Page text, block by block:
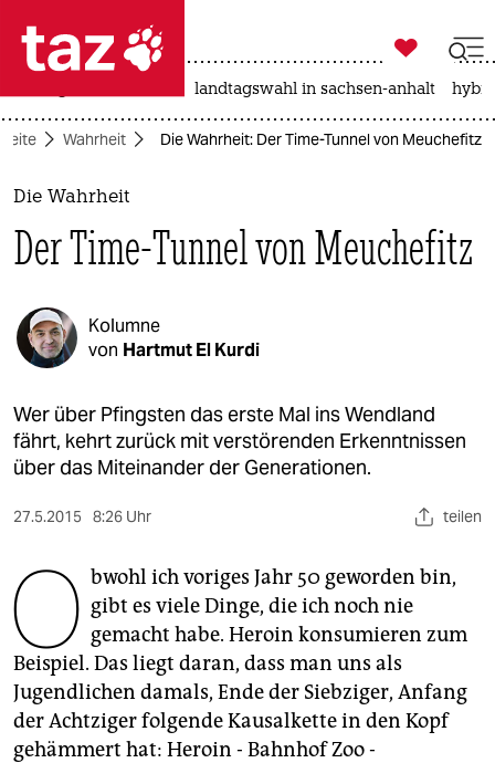
 taz zahl ich
taz zahl ich
themen
politik
öko
gesellschaft
kultur
sport
wahrheit
verlag
verlag
veranstaltungen

taz zahl ich
landtagswahl in sachsen-anhalt
Wahrheit Die Wahrheit: Der Time-Tunnel von Meuchefitz
Die Wahrheit
Der Time-Tunnel von Meuchefitz
Kolumne
von Hartmut El Kurdi
Wer über Pfingsten das erste Mal ins Wendland
fährt, kehrt zurück mit verstörenden Erkenntnissen
über das Miteinander der Generationen.
27.5.2015 8:26 Uhr teilen
O bwohl ich voriges Jahr 50 geworden bin,
gibt es viele Dinge, die ich noch nie
gemacht habe. Heroin konsumieren zum
Beispiel. Das liegt daran, dass man uns als
Jugendlichen damals, Ende der Siebziger, Anfang
der Achtziger folgende Kausalkette in den Kopf
gehämmert hat: Heroin - Bahnhof Zoo -